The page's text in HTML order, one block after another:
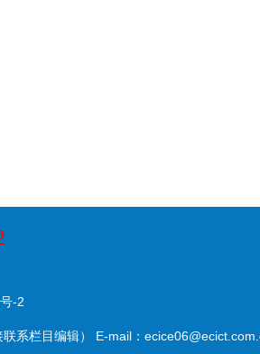
-2
系栏目编辑） E-mail：